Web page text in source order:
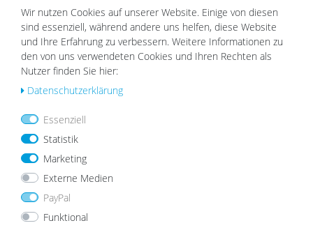
10er Set Alu-Bilderrahmen
Schwarz Modern Aluminium-
Rahmen
81,99 € 77,99 €
Wu
Wir nutzen Cookies auf unserer Website. Einige von diesen
sind essenziell, während andere uns helfen, diese Website
und Ihre Erfahrung zu verbessern. Weitere Informationen zu
den von uns verwendeten Cookies und Ihren Rechten als
Nutzer finden Sie hier:
Daten­schutz­erklärung
Essenziell
Statistik
Marketing
Externe Medien
PayPal
Funktional